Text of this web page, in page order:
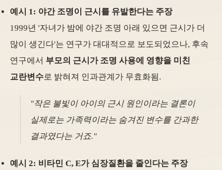
예시 1: 야간 조명이 근시를 유발한다는 주장
1999년 '자녀가 밤에 야간 조명 아래 있으면 근시가 더
많이 생긴다'는 연구가 대대적으로 보도되었으나, 후속
연구에서 부모의 근시가 조명 사용에 영향을 미친
교란변수로 밝혀져 인과관계가 무효화됨.
"작은 불빛이 아이의 근시 원인이라는 결론이
실제로는 가족력이라는 숨겨진 변수를 간과한
결과였다는 거죠."
예시 2: 비타민 C, E가 심장질환을 줄인다는 주장